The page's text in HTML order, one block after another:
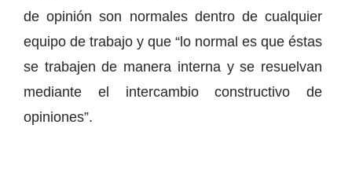
de opinión son normales dentro de cualquier
equipo de trabajo y que “lo normal es que éstas
se trabajen de manera interna y se resuelvan
mediante el intercambio constructivo de
opiniones”.